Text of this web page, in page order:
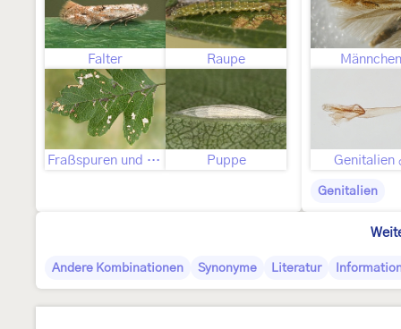
Falter Raupe
Fraßspuren und Befallsbild Puppe
Männchen
Genitalien
Genitalien
Andere Kombinationen Synonyme Literatur